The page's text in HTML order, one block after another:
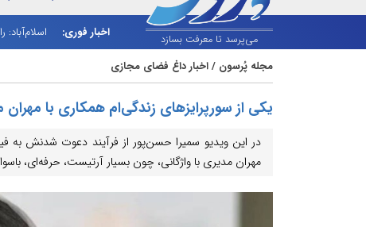
می‌پرسد تا معرفت بسازد
اخبار فوری:
شارژ
مجله پُرسون /اخبار داغ فضای مجازی
یکی از سورپرایزهای زندگی‌ام همکاری با
مهران مدیری با واژگانی، چون بسیار آرتیست، حرفه‌ای،